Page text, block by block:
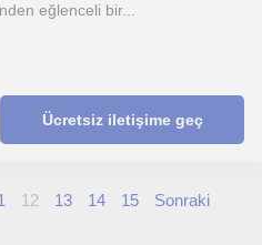
eğlenceli bir...
Ücretsiz iletişime geç
12 13 14 15 Sonraki